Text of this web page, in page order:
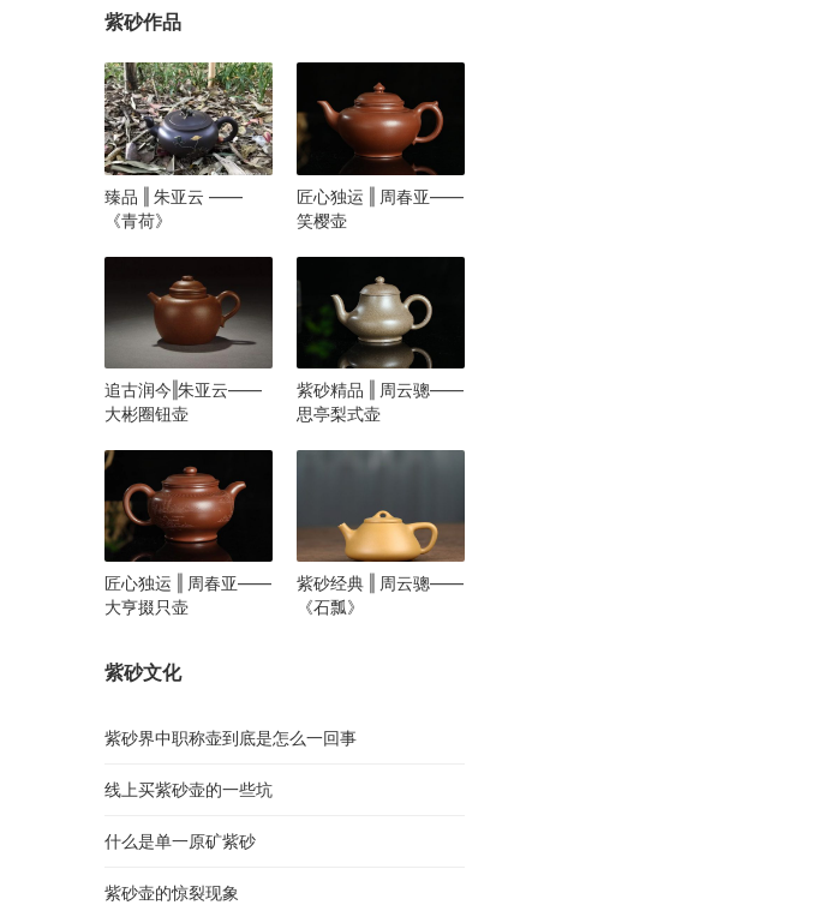
紫砂作品
臻品 ‖ 朱亚云 ——
《青荷》
匠心独运 ‖ 周春亚——
笑樱壶
追古润今‖朱亚云——
大彬圈钮壶
紫砂精品 ‖ 周云骢——
思亭梨式壶
匠心独运 ‖ 周春亚——
大亨掇只壶
紫砂经典 ‖ 周云骢——
《石瓢》
紫砂文化
紫砂界中职称壶到底是怎么一回事
线上买紫砂壶的一些坑
什么是单一原矿紫砂
紫砂壶的惊裂现象